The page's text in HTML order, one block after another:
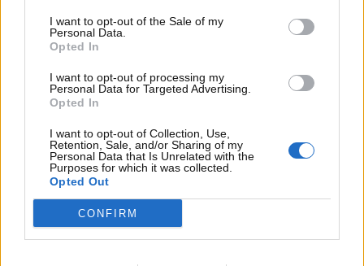
I want to opt-out of the Sale of my
Personal Data.
Opted In
I want to opt-out of processing my
Personal Data for Targeted Advertising.
Opted In
I want to opt-out of Collection, Use,
Retention, Sale, and/or Sharing of my
Personal Data that Is Unrelated with the
Purposes for which it was collected.
Opted Out
CONFIRM
pulito e leggermente umido . A questo punto,
assicurati che le spazzole siano ‘libere’,
di polvere accumulati.